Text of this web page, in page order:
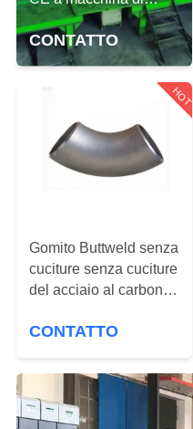
DELLA
FABBRICA
CONTROLLO
QUALITÀ
NOTIZIE
RICHIEDA
CITAZIONE
produttività lavorativa
approvato
CONTATTO
HOT
Gomito Buttweld senza
cuciture senza cuciture
del acciaio al carbonio
ASME
CONTATTO